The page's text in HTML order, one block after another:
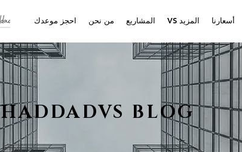
احجز موعدك من نحن المشاريع VS المزيد أسعارنا
HADDADVS BLOG